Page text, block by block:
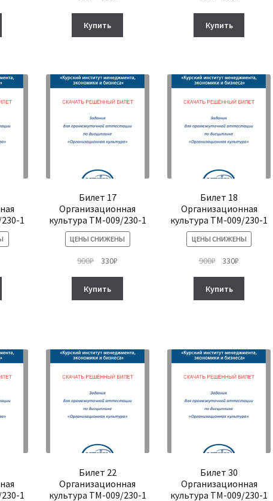
составляла
900₽.
Купить
составляла
900₽.
Купить
1
Билет 17
Организационная
культура ТМ-009/230-1
ЦЕНЫ СНИЖЕНЫ
900₽
Первоначальная
составляла
900₽.
330₽
Купить
Билет 18
Организационная
культура ТМ-009/230-1
ЦЕНЫ СНИЖЕНЫ
900₽
Первоначальная
составляла
900₽.
330₽
Купить
1
Билет 22
Организационная
культура ТМ-009/230-1
Билет 30
Организационная
культура ТМ-009/230-1